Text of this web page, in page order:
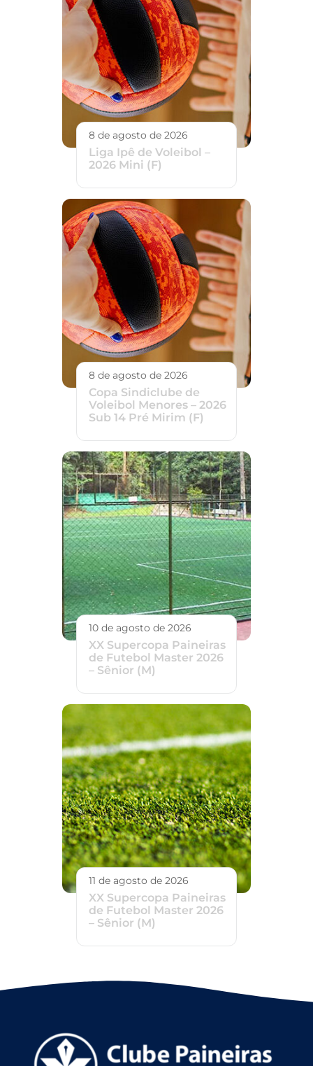
8 de agosto de 2026
Liga Ipê de Voleibol –
2026 Mini (F)
8 de agosto de 2026
Copa Sindiclube de
Voleibol Menores – 2026
Sub 14 Pré Mirim (F)
10 de agosto de 2026
XX Supercopa Paineiras
de Futebol Master 2026
– Sênior (M)
11 de agosto de 2026
XX Supercopa Paineiras
de Futebol Master 2026
– Sênior (M)